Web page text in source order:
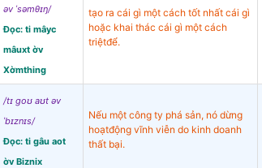
əv ˈsəmθɪŋ/
Đọc: ti mâyc
mâuxt ờv
Xờmthing
tạo ra cái gì một cách tốt nhất cái gì
hoặc khai thác cái gì một cách
triệtđể.
/tɪ goʊ aʊt əv
ˈbɪznɪs/
Đọc: ti gâu aot
ờv Biznix
Nếu một công ty phá sản, nó dừng
hoạtđộng vĩnh viễn do kinh doanh
thất bại.